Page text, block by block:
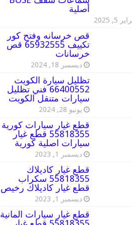
أصلية
5, 2025
قص خرسانه وفتح كور
تكييف 65932555 قص
خرسانات
ديسمبر 18, 2024
تظليل سيارة الكويت
66400552 فني تظليل
سيارات متنقل الكويت
يونيو 28, 2024
قطع غيار سيارات كورية
55818355 قطع غيار
سيارات اصلية كورية
ديسمبر 1, 2023
قطع غيار كاديلاك
55818355 سكراب
قطع غيار كاديلاك رخيص
ديسمبر 1, 2023
قطع غيار سيارات المانية